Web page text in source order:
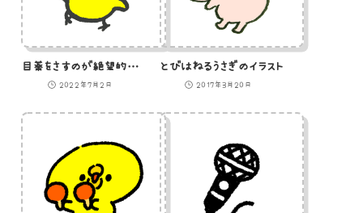
目薬をさすのが絶望的に下手なひよこのイラスト
2022年7月2日
とびはねるうさぎのイラスト
2017年3月20日